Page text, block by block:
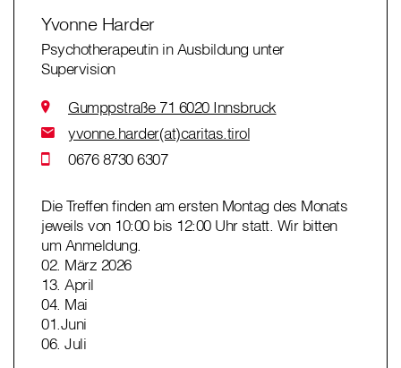
Yvonne Harder
Psychotherapeutin in Ausbildung unter
Supervision
Gumppstraße 71 6020 Innsbruck
yvonne.harder(at)caritas.tirol
0676 8730 6307
Die Treffen finden am ersten Montag des Monats
jeweils von 10:00 bis 12:00 Uhr statt. Wir bitten
um Anmeldung.
02. März 2026
13. April
04. Mai
01.Juni
06. Juli